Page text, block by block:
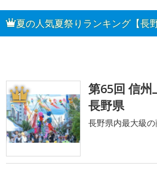
夏の人気夏祭りランキング【長
1
第65回 信州
長野県
長野県内最大級